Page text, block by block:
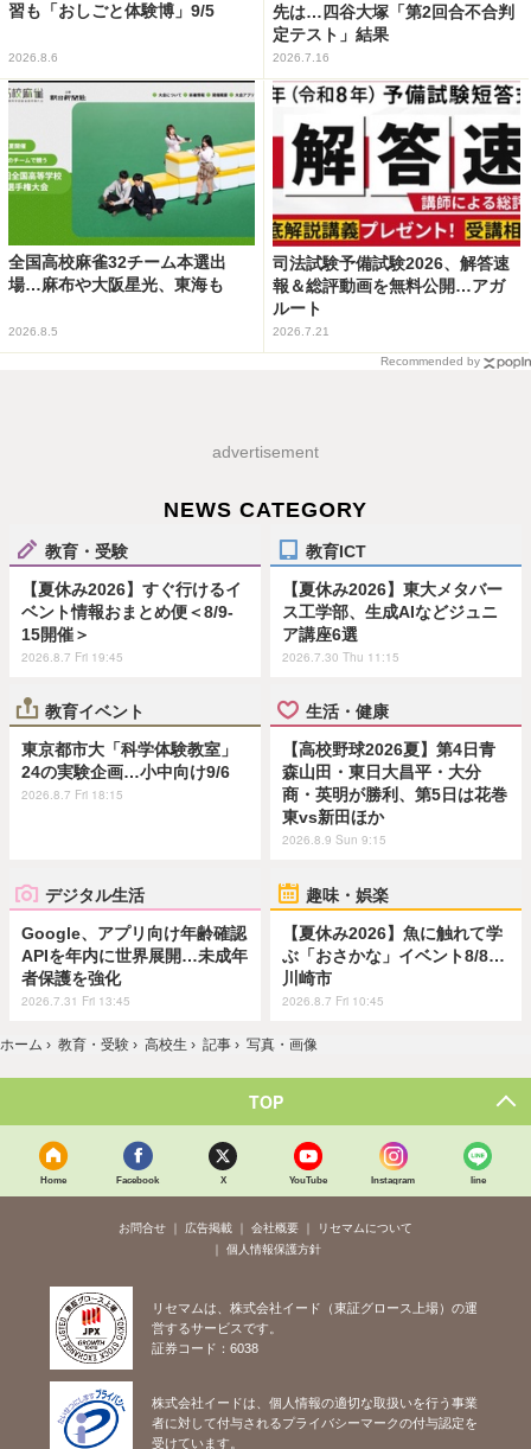
習も「おしごと体験博」9/5
2026.8.6
先は…四谷大塚「第2回合不合判
定テスト」結果
2026.7.16
全国高校麻雀32チーム本選出
場…麻布や大阪星光、東海も
2026.8.5
司法試験予備試験2026、解答速
報＆総評動画を無料公開…アガ
ルート
2026.7.21
Recommended by
advertisement
NEWS CATEGORY
教育・受験
【夏休み2026】すぐ行けるイ
ベント情報おまとめ便＜8/9-
15開催＞
2026.8.7 Fri 19:45
教育ICT
【夏休み2026】東大メタバー
ス工学部、生成AIなどジュニ
ア講座6選
2026.7.30 Thu 11:15
教育イベント
東京都市大「科学体験教室」
24の実験企画…小中向け9/6
2026.8.7 Fri 18:15
生活・健康
【高校野球2026夏】第4日青
森山田・東日大昌平・大分
商・英明が勝利、第5日は花巻
東vs新田ほか
2026.8.9 Sun 9:15
デジタル生活
Google、アプリ向け年齢確認
APIを年内に世界展開…未成年
者保護を強化
2026.7.31 Fri 13:45
趣味・娯楽
【夏休み2026】魚に触れて学
ぶ「おさかな」イベント8/8…
川崎市
2026.8.7 Fri 10:45
ホーム › 教育・受験 › 高校生 › 記事 › 写真・画像
TOP
Home Facebook X YouTube Instagram line
お問合せ 広告掲載 会社概要
リセマムについて
個人情報保護方針
リセマムは、株式会社イード（東証グロース上場）の運
営するサービスです。
証券コード：6038
株式会社イードは、個人情報の適切な取扱いを行う事業
者に対して付与されるプライバシーマークの付与認定を
受けています。